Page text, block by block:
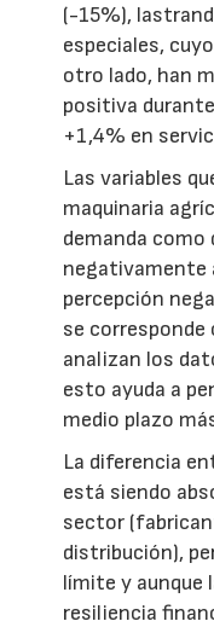
(-15%),
especiales,
otro lado, han
positiva
+1,4% en
Las variables
maquinaria
demanda
negativamente
percepción
se corresponde
analizan los
esto ayuda a
medio plazo
La diferencia
está siendo
sector
distribución),
límite y aunque
resiliencia